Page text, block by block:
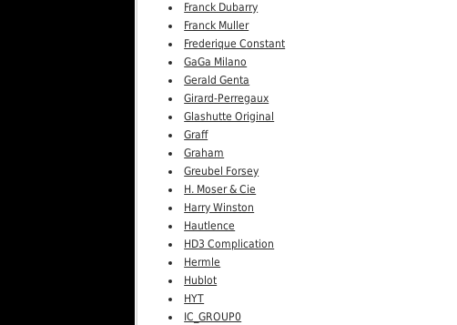
Franck Dubarry
Franck Muller
Frederique Constant
GaGa Milano
Gerald Genta
Girard-Perregaux
Glashutte Original
Graff
Graham
Greubel Forsey
H. Moser & Cie
Harry Winston
Hautlence
HD3 Complication
Hermle
Hublot
HYT
IC_GROUP0